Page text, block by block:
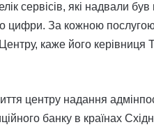
сервісів, які надвали
цифри. За кожною
каже його керівниця
центру надання
банку в країнах